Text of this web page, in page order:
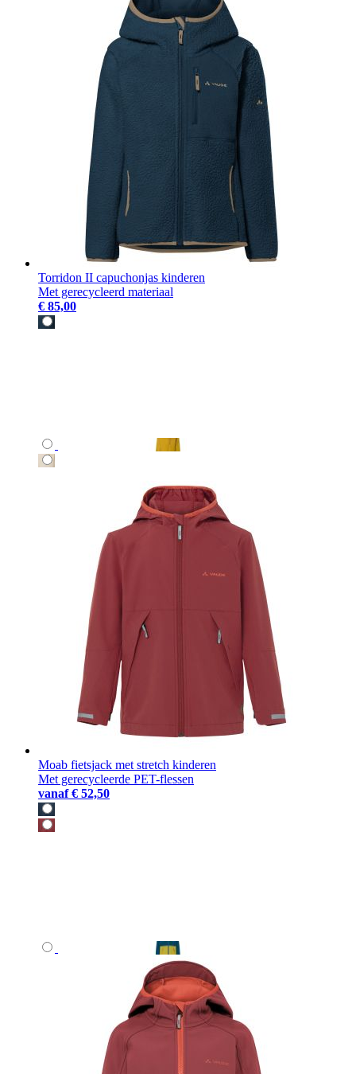
Torridon II capuchonjas kinderen
Met gerecycleerd materiaal
€ 85,00
Moab fietsjack met stretch kinderen
Met gerecycleerde PET-flessen
vanaf € 52,50